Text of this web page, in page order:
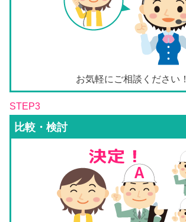
お気軽にご相談ください！
STEP3
比較・検討